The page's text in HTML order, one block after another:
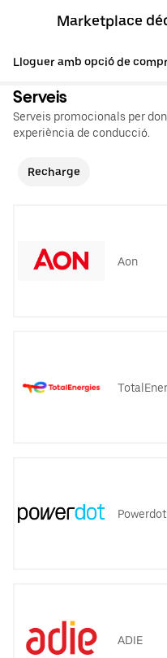
Marketplace
Lloguer amb opció de
Serveis
Serveis promocionals per
experiència de conducció.
Recharge
Aon
Powerdot
ADIE